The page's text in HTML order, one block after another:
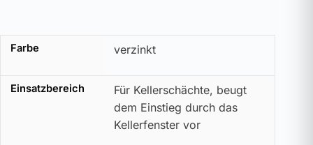
Farbe verzinkt
Einsatzbereich
Für Kellerschächte, beugt
dem Einstieg durch das
Kellerfenster vor